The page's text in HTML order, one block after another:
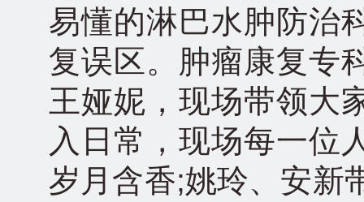
易懂的淋巴水肿防治
复误区。肿瘤康复专
王娅妮，现场带领大
入日常，现场每一位
岁月含香;姚玲、安新